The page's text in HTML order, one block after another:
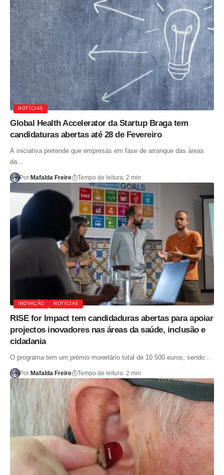
NOTÍCIAS
Global Health Accelerator da Startup Braga tem
candidaturas abertas até 28 de Fevereiro
A iniciativa pretende que empresas em fase de arranque das áreas
da…
Por:Mafalda Freire Tempo de leitura: 2 min
INOVAÇÃO NOTÍCIAS
RISE for Impact tem candidaduras abertas para apoiar
projectos inovadores nas áreas da saúde, inclusão e
cidadania
O programa tem um prémio monetário total de 10 500 euros, sendo…
Por:Mafalda Freire Tempo de leitura: 2 min